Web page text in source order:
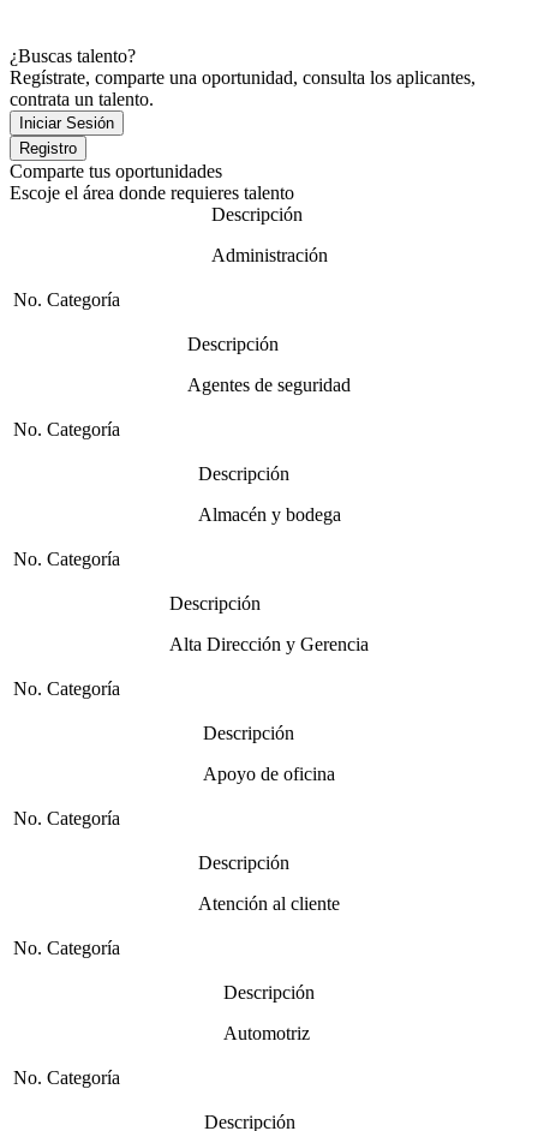
¿Buscas talento?
Regístrate, comparte una oportunidad, consulta los aplicantes,
contrata un talento.
Comparte tus oportunidades
Escoje el área donde requieres talento
Descripción
Administración
No. Categoría
Descripción
Agentes de seguridad
No. Categoría
Descripción
Almacén y bodega
No. Categoría
Descripción
Alta Dirección y Gerencia
No. Categoría
Descripción
Apoyo de oficina
No. Categoría
Descripción
Atención al cliente
No. Categoría
Descripción
Automotriz
No. Categoría
Descripción